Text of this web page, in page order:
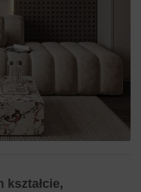
kształcie,